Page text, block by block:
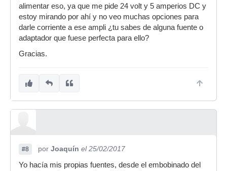
alimentar eso, ya que me pide 24 volt y 5 amperios DC y
estoy mirando por ahí y no veo muchas opciones para
darle corriente a ese ampli ¿tu sabes de alguna fuente o
adaptador que fuese perfecta para ello?
Gracias.
#8 por Joaquín el 25/02/2017
Yo hacía mis propias fuentes, desde el embobinado del